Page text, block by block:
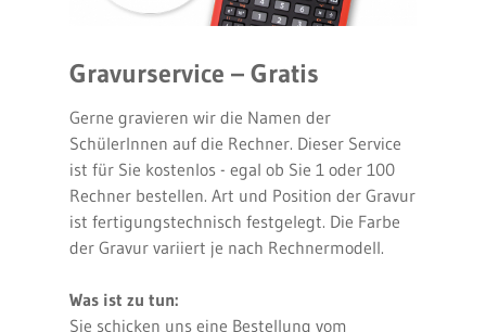
Gravurservice – Gratis
Gerne gravieren wir die Namen der
SchülerInnen auf die Rechner. Dieser Service
ist für Sie kostenlos - egal ob Sie 1 oder 100
Rechner bestellen. Art und Position der Gravur
ist fertigungstechnisch festgelegt. Die Farbe
der Gravur variiert je nach Rechnermodell.
Was ist zu tun:
Sie schicken uns eine Bestellung vom